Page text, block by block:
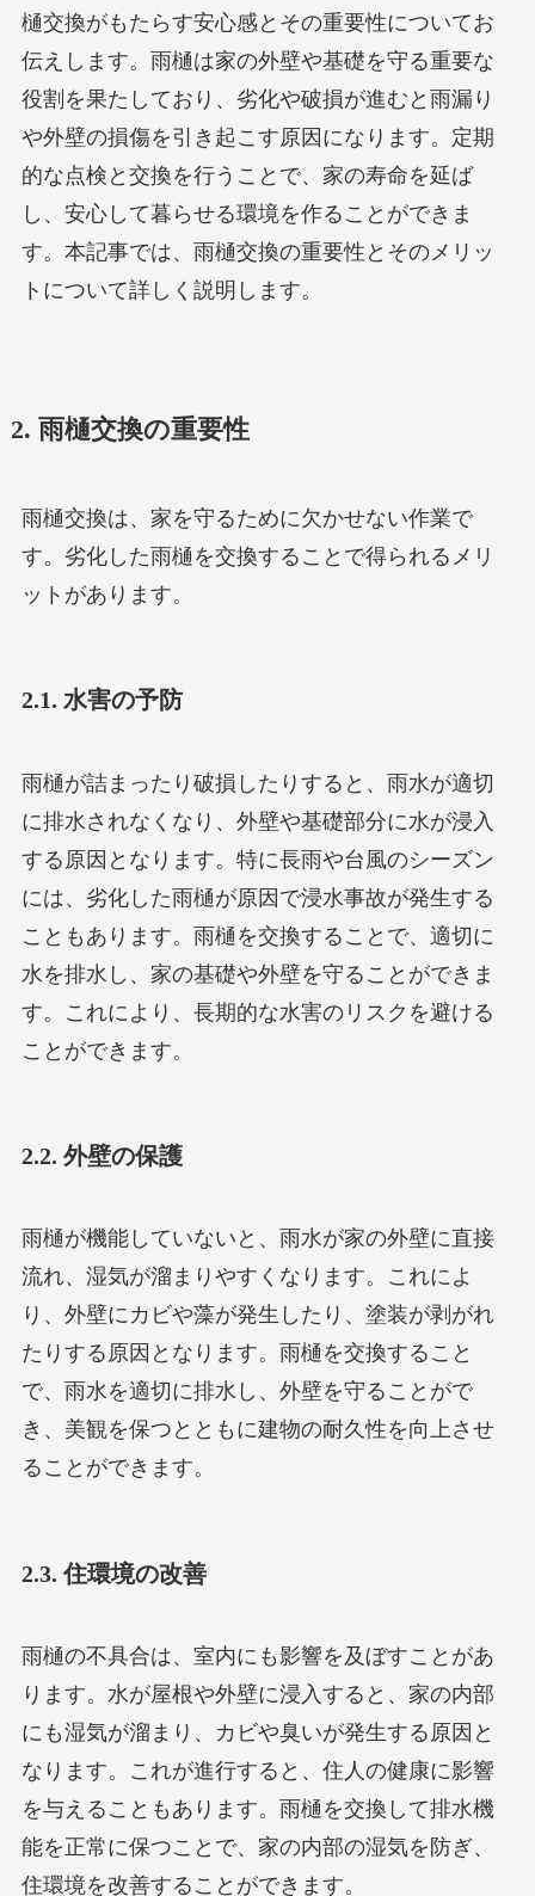
樋交換がもたらす安心感とその重要性についてお
伝えします。雨樋は家の外壁や基礎を守る重要な
役割を果たしており、劣化や破損が進むと雨漏り
や外壁の損傷を引き起こす原因になります。定期
的な点検と交換を行うことで、家の寿命を延ば
し、安心して暮らせる環境を作ることができま
す。本記事では、雨樋交換の重要性とそのメリッ
トについて詳しく説明します。
2. 雨樋交換の重要性
雨樋交換は、家を守るために欠かせない作業で
す。劣化した雨樋を交換することで得られるメリ
ットがあります。
2.1. 水害の予防
雨樋が詰まったり破損したりすると、雨水が適切
に排水されなくなり、外壁や基礎部分に水が浸入
する原因となります。特に長雨や台風のシーズン
には、劣化した雨樋が原因で浸水事故が発生する
こともあります。雨樋を交換することで、適切に
水を排水し、家の基礎や外壁を守ることができま
す。これにより、長期的な水害のリスクを避ける
ことができます。
2.2. 外壁の保護
雨樋が機能していないと、雨水が家の外壁に直接
流れ、湿気が溜まりやすくなります。これによ
り、外壁にカビや藻が発生したり、塗装が剥がれ
たりする原因となります。雨樋を交換すること
で、雨水を適切に排水し、外壁を守ることがで
き、美観を保つとともに建物の耐久性を向上させ
ることができます。
2.3. 住環境の改善
雨樋の不具合は、室内にも影響を及ぼすことがあ
ります。水が屋根や外壁に浸入すると、家の内部
にも湿気が溜まり、カビや臭いが発生する原因と
なります。これが進行すると、住人の健康に影響
を与えることもあります。雨樋を交換して排水機
能を正常に保つことで、家の内部の湿気を防ぎ、
住環境を改善することができます。